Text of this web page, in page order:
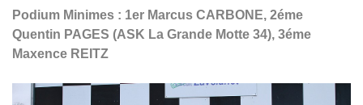
Podium Minimes : 1er Marcus CARBONE, 2éme
Quentin PAGES (ASK La Grande Motte 34), 3éme
Maxence REITZ